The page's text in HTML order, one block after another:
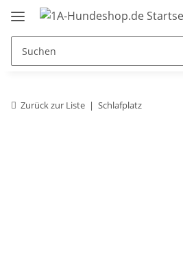
Zurück zur Liste Schlafplatz